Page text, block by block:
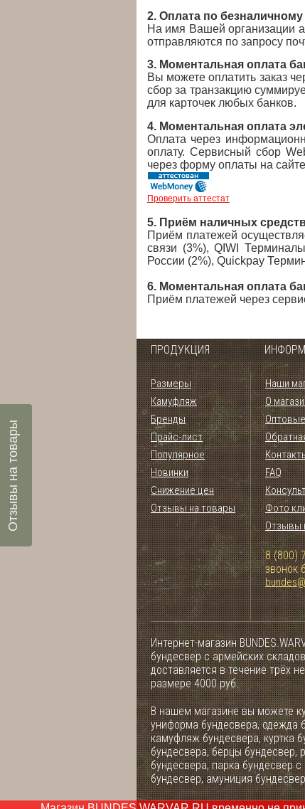
2. Оплата по
На имя Вашей организации
отправляются по запросу
3. Моментальная оплата
Вы можете оплатить заказ
сбор за транзакцию
для карточек любых банков.
4. Моментальная оплата
Оплата через
оплату. Сервисный сбор
через форму оплаты на сайте
Проверить аттестат
5. Приём наличных
Приём платежей
связи (3%), QIWI
России (2%), Quickpay
6. Моментальная оплата
Приём платежей через
ПРОДУКЦИЯ
Размеры
Камуфляж
Бренды
Прайс-лист
Популярное
Новинки
Снижение цен
Отзывы на товары
Наши
О
FAQ
Фото
Отзывы
8 (800)
звонок
Интернет-магазин
бундесвер с армейских
доставляется в течение трёх
размере 4000 руб.
В нашем магазине вы можете
униформа бундесвера, одежда
камуфляж бундесвера, куртка
бундесвера, берцы бундесвер,
бундесвера, парка бундесвер
бундесвер, амуниция
Отзывы на товары